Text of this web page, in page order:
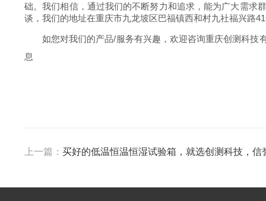
础。我们相信，通过我们的不断努力和追求，能为广大需求
谈，我们的地址在重庆市九龙坡区巴福镇西和村九社福兴路
如您对我们的产品/服务有兴趣，欢迎咨询重庆创测科技
息
上一篇： 买好的低温恒温恒湿试验箱，就选创测科技，